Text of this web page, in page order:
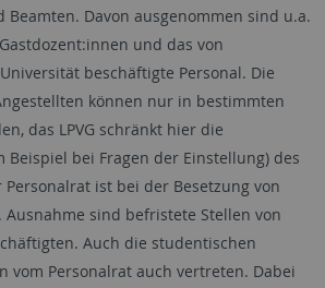
Davon ausgenommen sind u.a.
und das von
beschäftigte Personal. Die
können nur in bestimmten
das LPVG schränkt hier die
Beispiel bei Fragen der Einstellung) des
Personalrat ist bei der Besetzung von
sind befristete Stellen von
Auch die studentischen
vom Personalrat auch vertreten. Dabei